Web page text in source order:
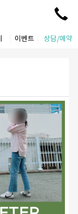
이벤트 상담/예약